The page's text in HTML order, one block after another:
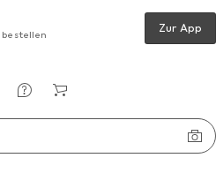
Zur App